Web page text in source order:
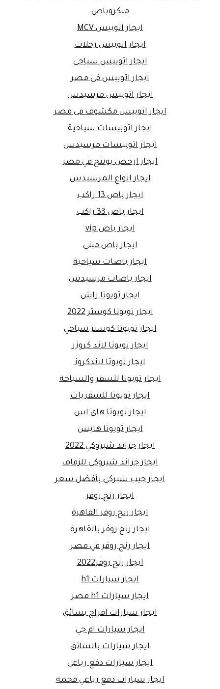
ميكروباص
ايجار اتوبيس MCV
ايجار اتوبيس رحلات
ايجار اتوبيس سياحى
ايجار اتوبيس في مصر
ايجار اتوبيس مرسيدس
ايجار اتوبيس مكشوف فى مصر
ايجار اتوبيسات سياحية
ايجار اتوبيسات مرسيدس
ايجار ارخص يوتنج في مصر
ايجار انواع المرسيدس
ايجار باص 13 راكب
ايجار باص 33 راكب
ايجار باص vip
ايجار باص ميني
ايجار باصات سياحية
ايجار باصات مرسيدس
ايجار تويوتا راش
ايجار تويوتا كوستر 2022
ايجار تويوتا كوستر سياحي
ايجار تويوتا لاند كروزر
ايجار تويوتا لاندكروز
ايجار تويوتا للسفر والسياحة
ايجار تويوتا للسفريات
ايجار تويوتا هاي اس
ايجار تويوتا هايس
ايجار جراند شيروكي 2022
ايجار جراند شيروكي للزفاف
ايجار جيب شيركي بأفضل سعر
ايجار رنج روفر
ايجار رنج روفر القاهرة
ايجار رنج روفر بالقاهرة
ايجار رنج روفر في مصر
ايجار رنج روفر2022
ايجار سيارات h1
ايجار سيارات h1 مصر
ايجار سيارات افراح بسائق
ايجار سيارات ام جي
ايجار سيارات بالسائق
ايجار سيارات دفع رباعي
ايجار سيارات دفع رباعي فخمه